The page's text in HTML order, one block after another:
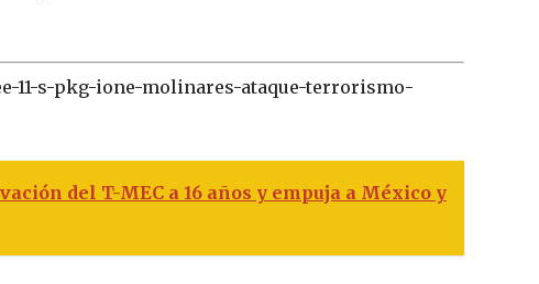
11-s-pkg-ione-molinares-ataque-terrorismo-
del T-MEC a 16 años y empuja a México y